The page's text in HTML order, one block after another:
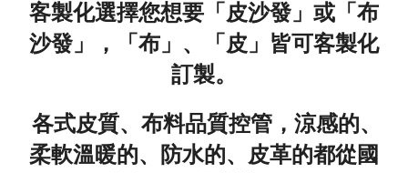
客製化選擇您想要「皮沙發」或「布
沙發」，「布」、「皮」皆可客製化
訂製。
各式皮質、布料品質控管，涼感的、
柔軟溫暖的、防水的、皮革的都從國